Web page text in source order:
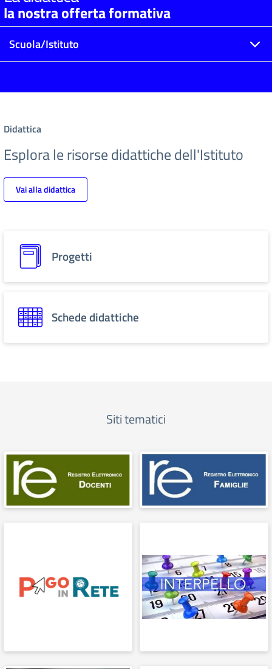
la nostra offerta formativa
Scuola/Istituto
Didattica
Esplora le risorse didattiche dell'Istituto
Vai alla didattica
Progetti
Schede didattiche
Siti tematici